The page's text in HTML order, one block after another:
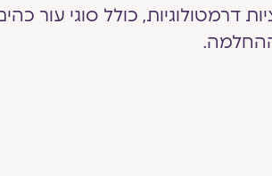
דרמטולוגיות, כולל סוגי עור